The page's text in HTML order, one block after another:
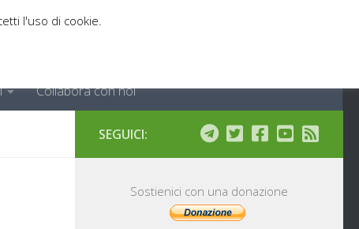
Collabora con noi
SEGUICI:
Sostienici con una donazione
l'uso di cookie.